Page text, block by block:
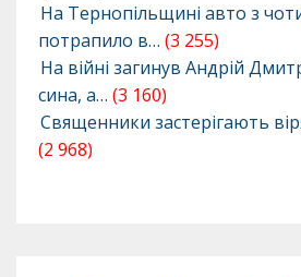
На Тернопільщині авто з
потрапило в… (3 255)
На війні загинув Андрій
сина, а… (3 160)
Священники застерігають
(2 968)